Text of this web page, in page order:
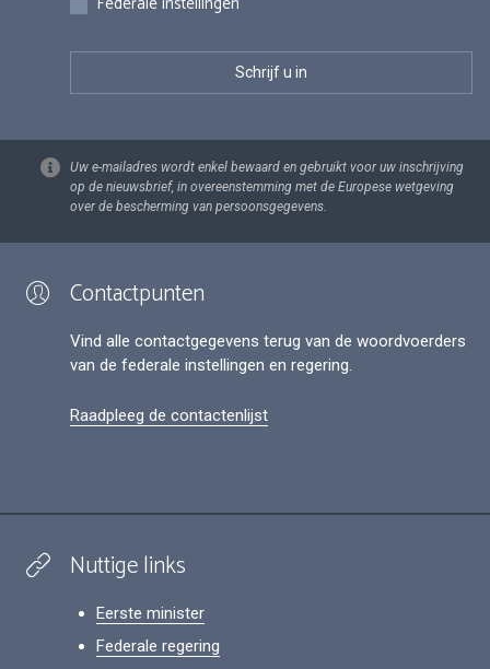
Uw e-mailadres wordt enkel bewaard en gebruikt voor uw inschrijving
op de nieuwsbrief, in overeenstemming met de Europese wetgeving
over de bescherming van persoonsgegevens.
Contactpunten
Vind alle contactgegevens terug van de woordvoerders
van de federale instellingen en regering.
Raadpleeg de contactenlijst
Nuttige links
Eerste minister
Federale regering